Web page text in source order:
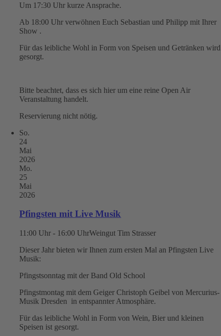
Um 17:30 Uhr kurze Ansprache.
Ab 18:00 Uhr verwöhnen Euch Sebastian und Philipp mit Ihrer
Show .
Für das leibliche Wohl in Form von Speisen und Getränken wird
gesorgt.
Bitte beachtet, dass es sich hier um eine reine Open Air
Veranstaltung handelt.
Reservierung nicht nötig.
So.
24
Mai
2026
Mo.
25
Mai
2026
Pfingsten mit Live Musik
11:00 Uhr - 16:00 UhrWeingut Tim Strasser
Dieser Jahr bieten wir Ihnen zum ersten Mal an Pfingsten Live
Musik:
Pfingstsonntag mit der Band Old School
Pfingstmontag mit dem Geiger Christoph Geibel von Mercurius-
Musik Dresden in entspannter Atmosphäre.
Für das leibliche Wohl in Form von Wein, Bier und kleinen
Speisen ist gesorgt.